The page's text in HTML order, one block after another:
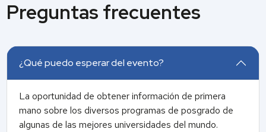
Preguntas frecuentes
¿Qué puedo esperar del evento?
La oportunidad de obtener información de primera
mano sobre los diversos programas de posgrado de
algunas de las mejores universidades del mundo.